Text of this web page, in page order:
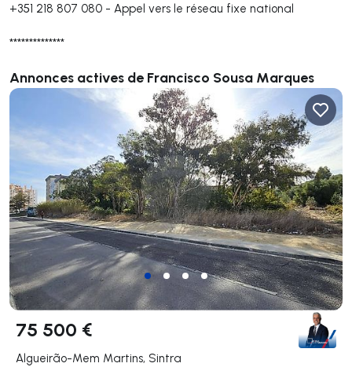
+351 218 807 080 - Appel vers le réseau fixe national
**************
Annonces actives de Francisco Sousa Marques
75 500 €
Algueirão-Mem Martins, Sintra